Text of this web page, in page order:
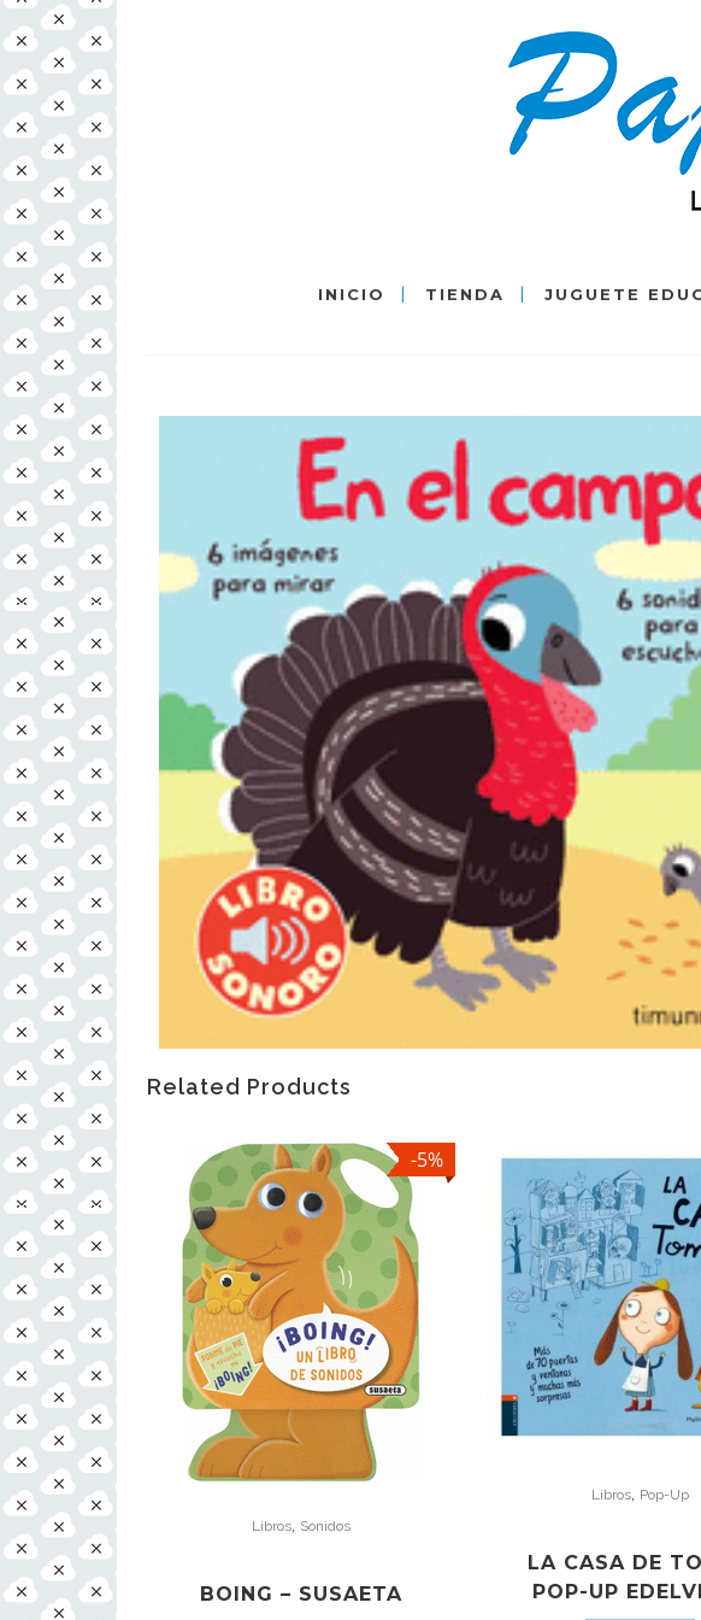
INICIO TIENDA JUGUETE
Related Products
-5%
Libros Sonidos
BOING – SUSAETA
Libros, Pop-Up
LA CASA DE
POP-UP